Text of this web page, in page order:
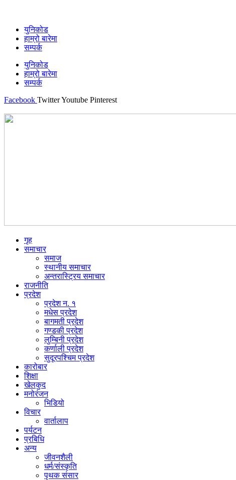
युनिकोड
हाम्रो बारेमा
सम्पर्क
युनिकोड
हाम्रो बारेमा
सम्पर्क
Facebook TwitterYoutube Pinterest
गृह
समाचार
समाज
स्थानीय समाचार
अन्तरास्ट्रिय समाचार
राजनीति
प्रदेश
प्रदेश न. १
मधेस प्रदेश
बागमती प्रदेश
गण्डकी प्रदेश
लुम्बिनी प्रदेश
कर्णाली प्रदेश
सुदूरपश्चिम प्रदेश
कारोबार
शिक्षा
खेलकुद
मनोरंजन
भिडियो
विचार
वार्तालाप
पर्यटन
प्रबिधि
अन्य
जीवनशैली
धर्म/संस्कृति
पृथक संसार